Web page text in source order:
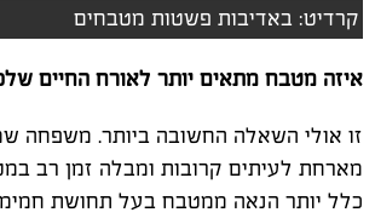
קרדיט: באדיבות פשטות מטבחים
איזה מטבח מתאים יותר לאורח החיים
זו אולי השאלה החשובה ביותר. משפחה
מארחת לעיתים קרובות ומבלה זמן רב
כלל יותר הנאה ממטבח בעל תחושת